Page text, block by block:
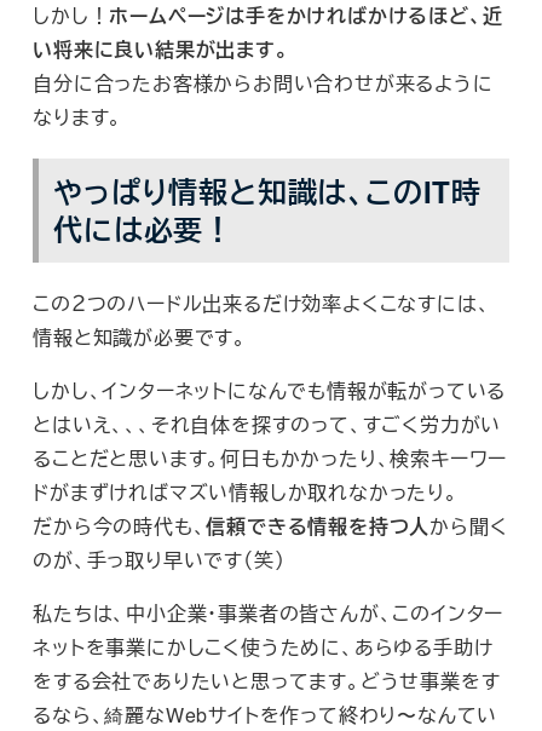
しかし！ホームページは手をかければかけるほど、近
い将来に良い結果が出ます。
自分に合ったお客様からお問い合わせが来るように
なります。
やっぱり情報と知識は、このIT時
代には必要！
この２つのハードル出来るだけ効率よくこなすには、
情報と知識が必要です。
しかし、インターネットになんでも情報が転がっている
とはいえ、、、それ自体を探すのって、すごく労力がい
ることだと思います。何日もかかったり、検索キーワー
ドがまずければマズい情報しか取れなかったり。
だから今の時代も、信頼できる情報を持つ人から聞く
のが、手っ取り早いです（笑）
私たちは、中小企業・事業者の皆さんが、このインター
ネットを事業にかしこく使うために、あらゆる手助け
をする会社でありたいと思ってます。どうせ事業をす
るなら、綺麗なWebサイトを作って終わり〜なんてい